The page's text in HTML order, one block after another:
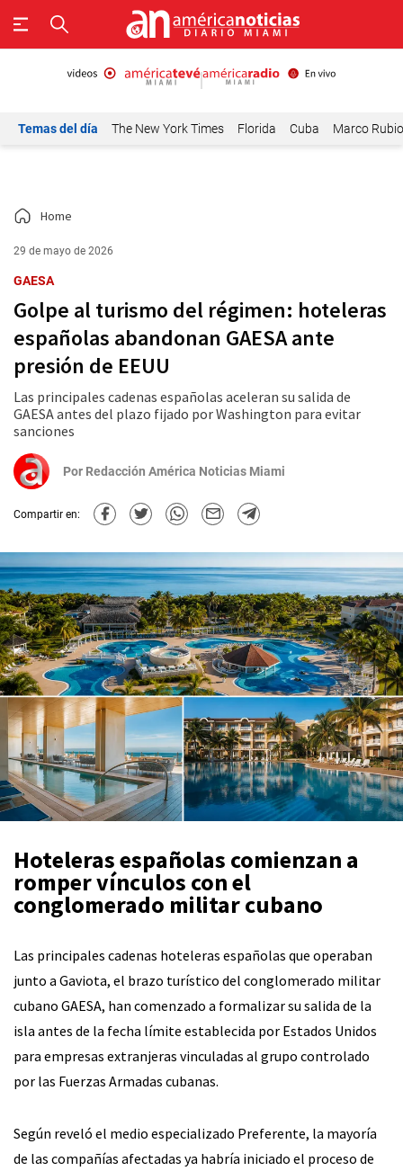
Temas del día The New York Times Florida Cuba Marco Rubio
Home
29 de mayo de 2026
GAESA
Golpe al turismo del régimen: hoteleras
españolas abandonan GAESA ante
presión de EEUU
Las principales cadenas españolas aceleran su salida de
GAESA antes del plazo fijado por Washington para evitar
sanciones
Por Redacción América Noticias Miami
Compartir en:
Hoteleras españolas comienzan a
romper vínculos con el
conglomerado militar cubano
Las principales cadenas hoteleras españolas que operaban
junto a Gaviota, el brazo turístico del conglomerado militar
cubano GAESA, han comenzado a formalizar su salida de la
isla antes de la fecha límite establecida por Estados Unidos
para empresas extranjeras vinculadas al grupo controlado
por las Fuerzas Armadas cubanas.
Según reveló el medio especializado Preferente, la mayoría
de las compañías afectadas ya habría iniciado el proceso de